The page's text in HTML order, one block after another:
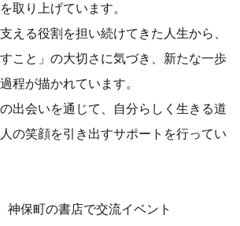
取り上げています。
える役割を担い続けてきた人生から、
すこと」の大切さに気づき、新たな一歩
程が描かれています。
出会いを通じて、自分らしく生きる道
の笑顔を引き出すサポートを行ってい
神保町の書店で交流イベント